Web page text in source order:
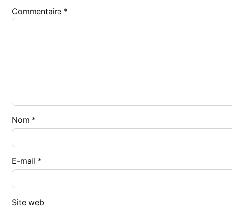
Commentaire *
Nom *
E-mail *
Site web